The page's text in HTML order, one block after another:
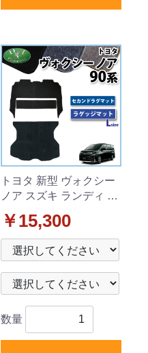
トヨタ 新型 ヴォクシー
ノア スズキ ランディ 90
& ラゲッジマット (Lサイ
ズ) セット DXシリーズ
社外新品
￥15,300
数量